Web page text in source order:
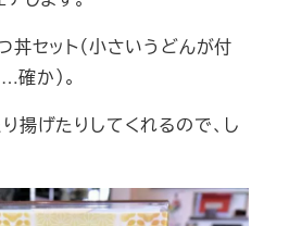
丼セット（小さいうどんが付
か）。
揚げたりしてくれるので、し